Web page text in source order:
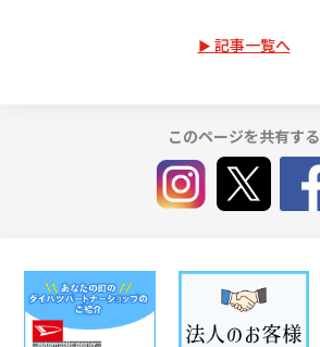
記事一覧へ
このページを共有する